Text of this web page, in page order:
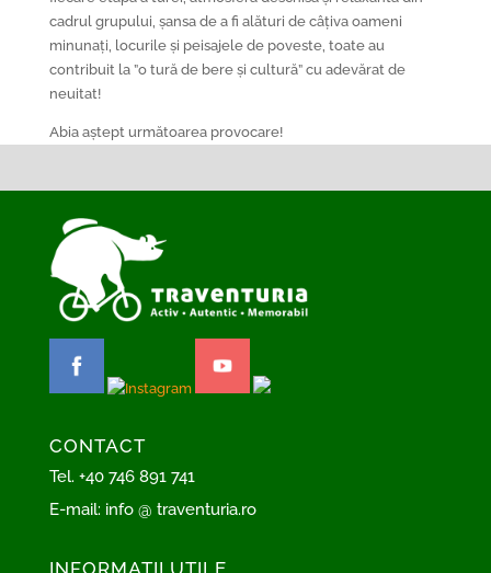
cadrul grupului, șansa de a fi alături de câțiva oameni
minunați, locurile și peisajele de poveste, toate au
contribuit la ”o tură de bere și cultură” cu adevărat de
neuitat!
Abia aștept următoarea provocare!
CONTACT
Tel. +40 746 891 741
E-mail: info @ traventuria.ro